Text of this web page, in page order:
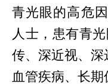
青光眼的高危
人士，患有青
传、深近视、
血管疾病、长